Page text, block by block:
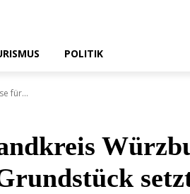
POLITIK
für...